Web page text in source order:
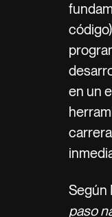
en un
Según
paso